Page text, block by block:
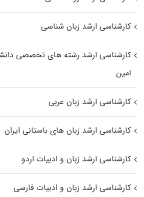
کارشناسی ارشد زبان شناسی
کارشناسی ارشد رﺷﺘﻪ ﻫﺎی تخصصی
اﻣﻴﻦ
کارشناسی ارشد زبان عربی
کارشناسی ارشد زبان‌ های باستانی ایران
کارشناسی ارشد زبان و ادبیات اردو
کارشناسی ارشد زبان و ادبیات فارسی